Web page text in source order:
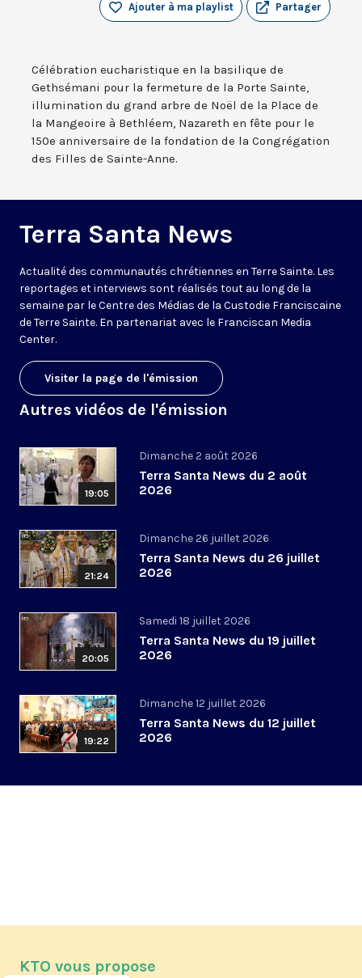
Partager
Ajouter à ma playlist
Célébration eucharistique en la basilique de
Gethsémani pour la fermeture de la Porte Sainte,
illumination du grand arbre de Noël de la Place de
la Mangeoire à Bethléem, Nazareth en fête pour le
150e anniversaire de la fondation de la Congrégation
des Filles de Sainte-Anne.
Terra Santa News
Actualité des communautés chrétiennes en Terre Sainte. Les
reportages et interviews sont réalisés tout au long de la
semaine par le Centre des Médias de la Custodie Franciscaine
de Terre Sainte. En partenariat avec le Franciscan Media
Center.
Visiter la page de l'émission
Autres vidéos de l'émission
19:05
Dimanche 2 août 2026
Terra Santa News du 2 août
2026
21:24
Dimanche 26 juillet 2026
Terra Santa News du 26 juillet
2026
20:05
Samedi 18 juillet 2026
Terra Santa News du 19 juillet
2026
19:22
Dimanche 12 juillet 2026
Terra Santa News du 12 juillet
2026
KTO vous propose